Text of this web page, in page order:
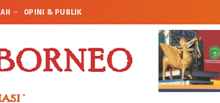
OPINI & PUBLIK